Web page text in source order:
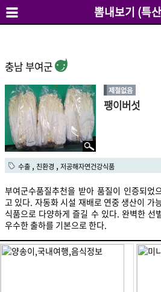
뽐내보기 (특
충남 부여군
제철없음
팽이버섯
수출 친환경 저공해자연건강식품
부여군수품질추천을 받아 품질이 인증되었
고 있다. 자동화 시설 재배로 연중 생산이 가
식품으로 다양하게 즐길 수 있다. 완벽한 선
우수한 출하를 기본으로 한다.